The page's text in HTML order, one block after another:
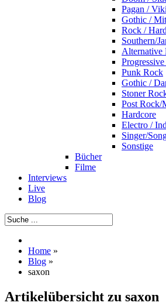
Pagan /
Gothic /
Rock /
Southern/
Alternative
Punk Rock
Gothic /
Stoner
Post Rock/
Hardcore
Electro /
Singer/
Sonstige
Bücher
Filme
Interviews
Live
Blog
Home »
Blog »
saxon
Artikelübersicht zu saxon